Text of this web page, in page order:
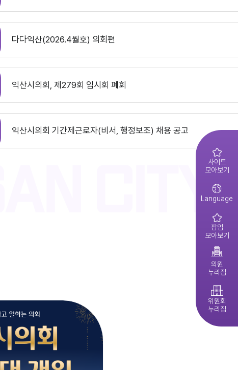
사이트
모아보기
Language
팝업
모아보기
의원
누리집
위원회
누리집
제279회 익산시의회(임시회) 의사일정(안)
2026년 1분기 홍보예산 운용현황
다다익산(2026.4월호) 의회편
다다익산(2026.3월호) 의회편
다다익산(2026.4월호) 의회편
익산시의회, 제279회 임시회 폐회
익산시의회 상임위원회 ‘현장 속으로!’
익산시의회, 제279회 임시회 폐회
익산시의회 기간제근로자(비서, 행정보조) 채용 공고